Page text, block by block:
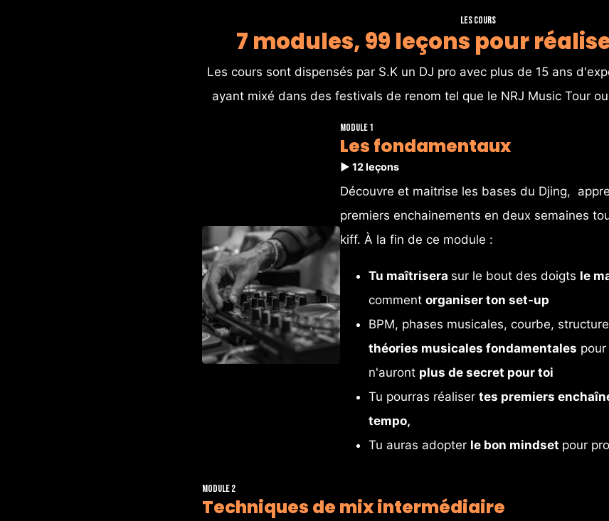
Les cours
7 modules, 99 leçons pour
Les cours sont dispensés par S.K un DJ pro avec plus de 15 ans
ayant mixé dans des festivals de renom tel que le NRJ Music Tour
Module 1
Les fondamentaux
▶️ 12 leçons
Découvre et maitrise les bases du Djing,
premiers enchainements en deux semaines
kiff. À la fin de ce module :
Tu maîtrisera sur le bout des doigts le
comment organiser ton set-up
BPM, phases musicales, courbe,
théories musicales fondamentales
n'auront plus de secret pour toi
Tu pourras réaliser tes premiers
tempo,
Tu auras adopter le bon mindset pour
Module 2
Techniques de mix intermédiaire